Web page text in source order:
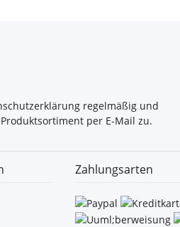
regelmäßig und
per E-Mail zu.
Zahlungsarten